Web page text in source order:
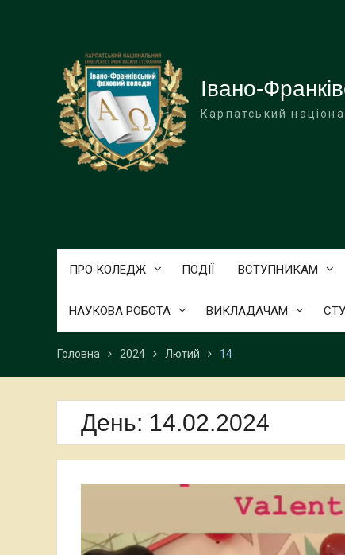
Івано-
Карпатський
ПРО КОЛЕДЖ ПОДІЇ ВСТУПНИКАМ
НАУКОВА РОБОТА ВИКЛАДАЧАМ
Головна 2024 Лютий 14
День: 14.02.2024